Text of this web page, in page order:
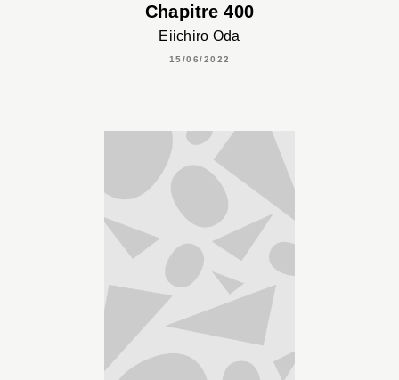
Chapitre 400
Eiichiro Oda
15/06/2022